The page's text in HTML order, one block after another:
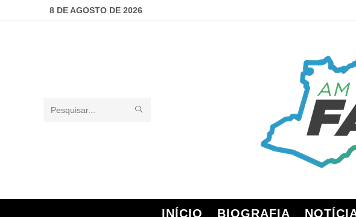
8 DE AGOSTO DE 2026
Pesquisar
INÍCIO BIOGRAFIA